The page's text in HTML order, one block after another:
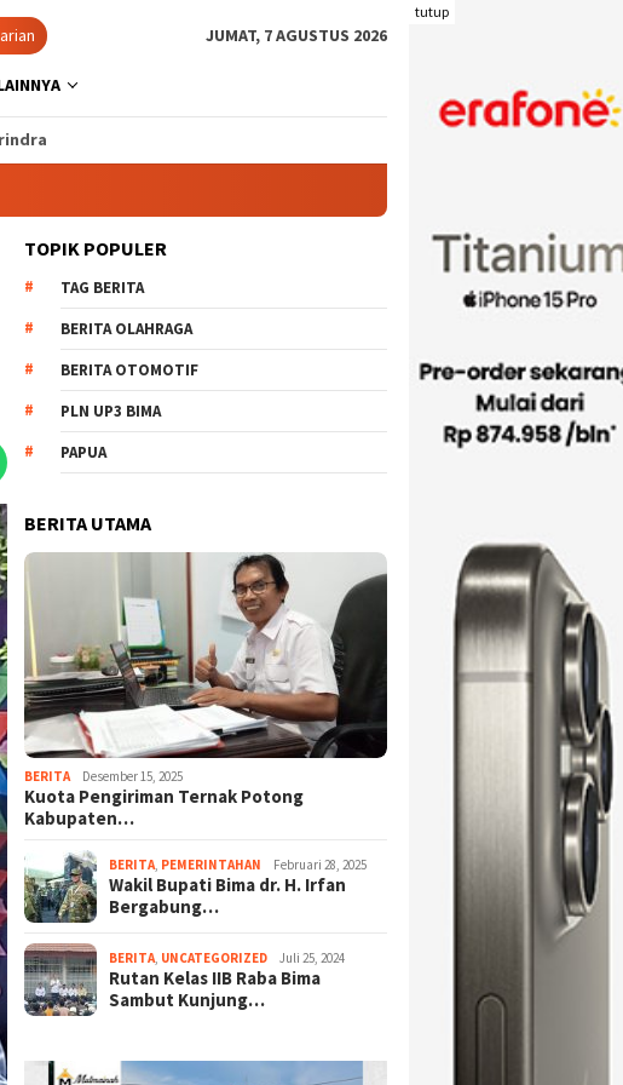
tutup
JUMAT, 7 AGUSTUS 2026
TOPIK POPULER
TAG BERITA
BERITA OLAHRAGA
BERITA OTOMOTIF
PLN UP3 BIMA
PAPUA
BERITA UTAMA
BERITA Desember 15, 2025
Kuota Pengiriman Ternak Potong
Kabupaten…
BERITA PEMERINTAHAN Februari 28, 2025
Wakil Bupati Bima dr. H. Irfan
Bergabung…
BERITA UNCATEGORIZED Juli 25, 2024
Rutan Kelas IIB Raba Bima
Sambut Kunjung…